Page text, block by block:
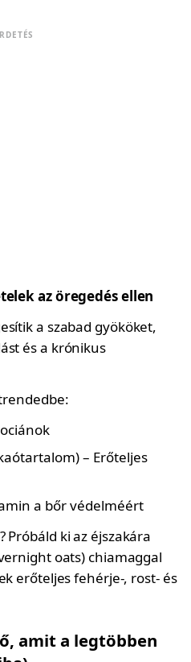
az öregedés ellen
a szabad gyököket,
és a krónikus
– Erőteljes
a bőr védelméért
Próbáld ki az éjszakára
oats) chiamaggal
erőteljes fehérje-, rost- és
amit a legtöbben